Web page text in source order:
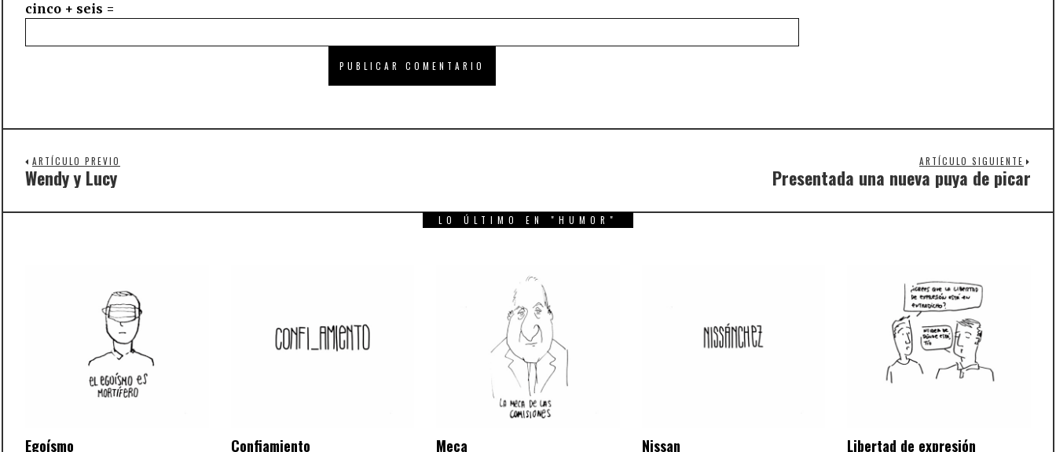
cinco + seis =
ARTÍCULO PREVIO
Previous
Wendy y Lucy
ARTÍCULO SIGUIENTE
Presentada una nueva puya de picar
LO ÚLTIMO EN "HUMOR"
Egoísmo Confiamiento Meca Nissan Libertad de expresión